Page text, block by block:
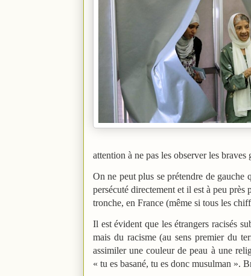
attention à ne pas les observer les
On ne peut plus se prétendre de gauche
persécuté directement et il est à peu
tronche, en France (même si tous les
Il est évident que les étrangers racisés
mais du racisme (au sens premier du
assimiler une couleur de peau à une
« tu es basané, tu es donc musulman ».